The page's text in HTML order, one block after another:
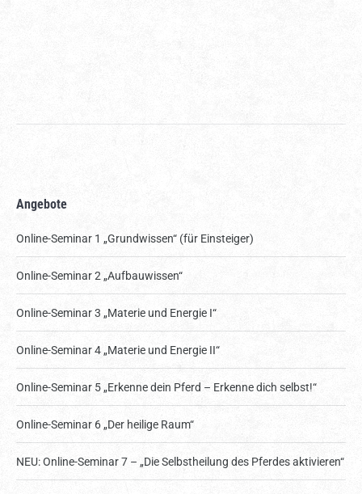
Angebote
Online-Seminar 1 „Grundwissen“ (für Einsteiger)
Online-Seminar 2 „Aufbauwissen“
Online-Seminar 3 „Materie und Energie I“
Online-Seminar 4 „Materie und Energie II“
Online-Seminar 5 „Erkenne dein Pferd – Erkenne dich selbst!“
Online-Seminar 6 „Der heilige Raum“
NEU: Online-Seminar 7 – „Die Selbstheilung des Pferdes aktivieren“